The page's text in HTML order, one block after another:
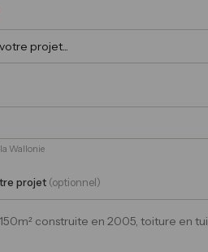
la Wallonie
projet (optionnel)